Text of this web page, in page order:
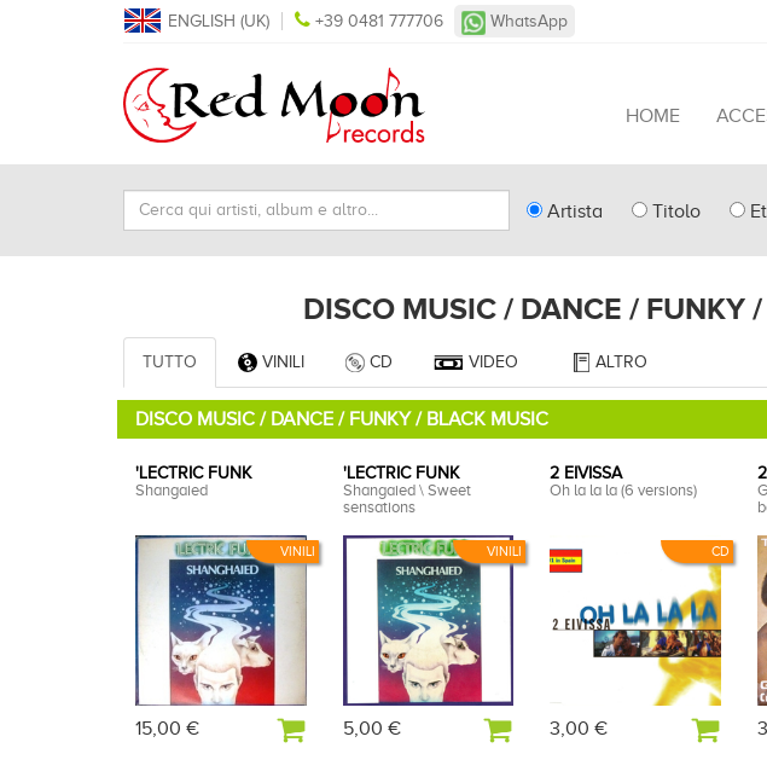
ENGLISH (UK) +39 0481 777706 WhatsApp
HOME
Cerca
qui
artisti,
altro...
TypeArtista Titolo
DISCO MUSIC / DANCE / FUNKY
TUTTO VINILI CD VIDEO ALTRO
DISCO MUSIC / DANCE / FUNKY / BLACK MUSIC
VINILI
'LECTRIC FUNK
Shangaied
15,00 €
VINILI
'LECTRIC FUNK
Shangaied \ Sweet
sensations
5,00 €
CD
2 EIVISSA
Oh la la la (6 versions)
3,00 €